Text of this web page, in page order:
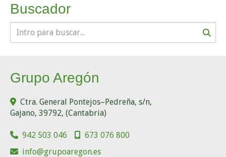
Buscador
Grupo Aregón
Ctra. General Pontejos–Pedreña, s/n,
Gajano, 39792, (Cantabria)
942 503 046
673 076 800
info
grupoaregon.es